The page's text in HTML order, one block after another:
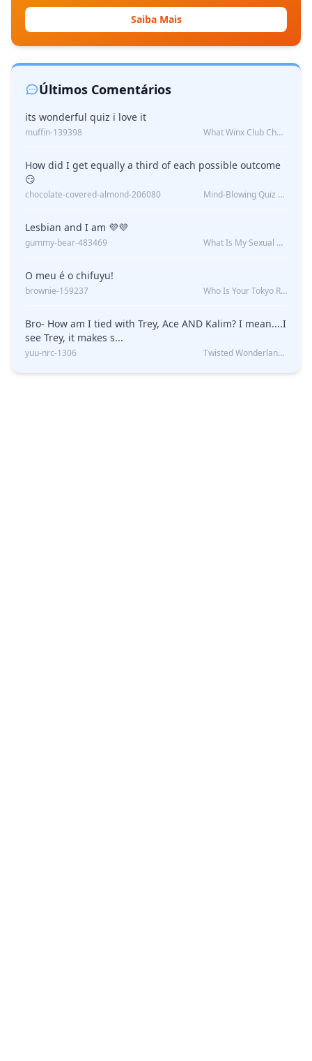
Saiba Mais
Últimos Comentários
its wonderful quiz i love it
muffin-139398 What Winx Club Character Are You?
How did I get equally a third of each possible outcome
😏
chocolate-covered-almond-206080 Mind-Blowing Quiz Reveals: Will I Be Alone Forever?
Lesbian and I am 💜💜
gummy-bear-483469 What Is My Sexual Orientation: Uncovered
O meu é o chifuyu!
brownie-159237 Who Is Your Tokyo Revengers Boyfriend?
Bro- How am I tied with Trey, Ace AND Kalim? I mean....I
see Trey, it makes s...
yuu-nrc-1306 Twisted Wonderland Kin Quiz